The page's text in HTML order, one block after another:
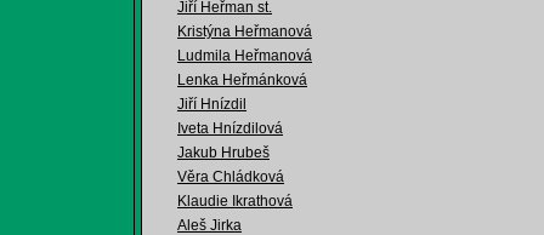
Jiří Heřman st.
Kristýna Heřmanová
Ludmila Heřmanová
Lenka Heřmánková
Jiří Hnízdil
Iveta Hnízdilová
Jakub Hrubeš
Věra Chládková
Klaudie Ikrathová
Aleš Jirka